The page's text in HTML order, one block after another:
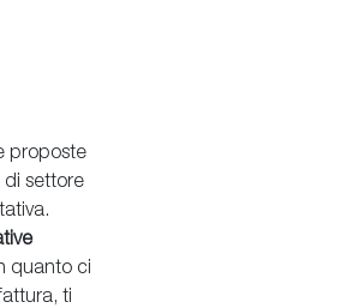
proposte
di settore
quanto ci
ti